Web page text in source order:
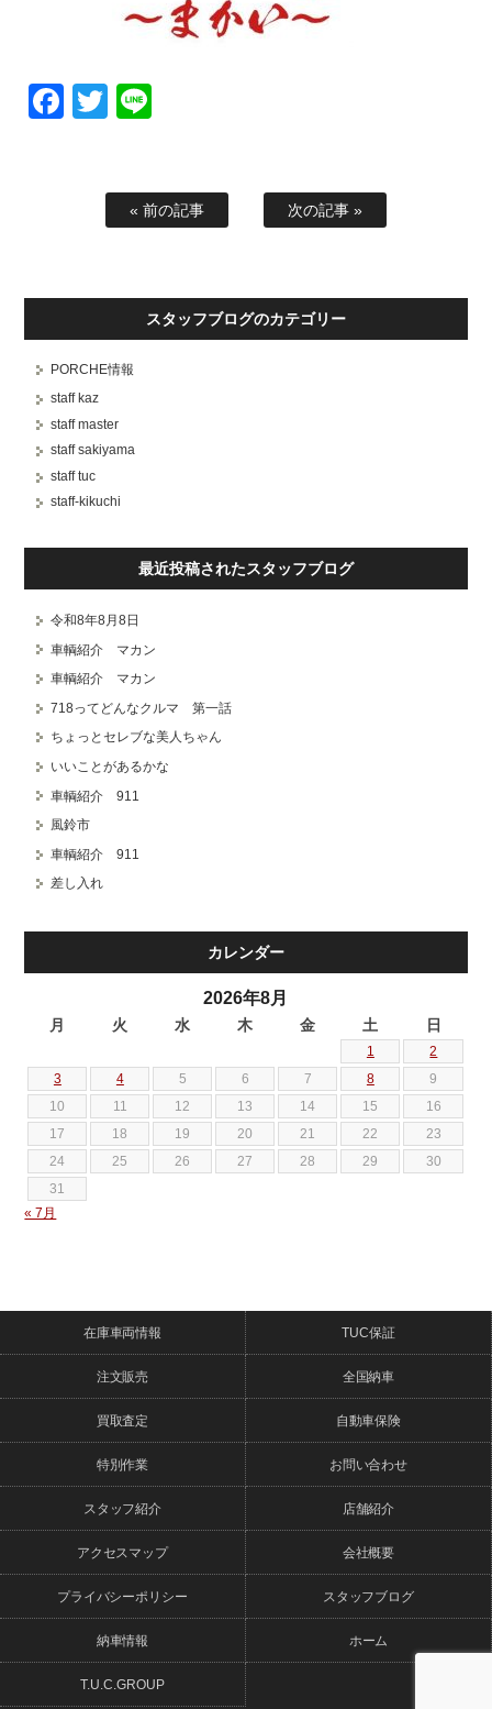
Facebook
Twitter
« 前の記事 次の記事 »
スタッフブログのカテゴリー
PORCHE情報
staff kaz
staff master
staff sakiyama
staff tuc
staff-kikuchi
最近投稿されたスタッフブログ
令和8年8月8日
車輌紹介 マカン
車輌紹介 マカン
718ってどんなクルマ 第一話
ちょっとセレブな美人ちゃん
いいことがあるかな
車輌紹介 911
風鈴市
車輌紹介 911
差し入れ
カレンダー
2026年8月
月 火 水 木 金 土 日
1
2
3
4 5 6 7 8
9
10
11 12 13 14 15
16
17
18 19 20 21 22
23
24
25 26 27 28 29
30
31
« 7月
在庫車両情報 TUC保証
注文販売 全国納車
買取査定 自動車保険
特別作業 お問い合わせ
スタッフ紹介 店舗紹介
アクセスマップ 会社概要
プライバシーポリシー スタッフブログ
納車情報 ホーム
T.U.C.GROUP